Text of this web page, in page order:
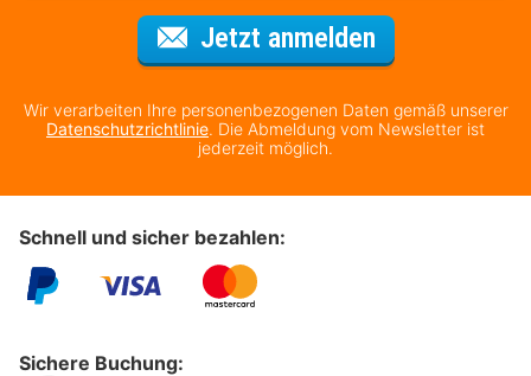
Jetzt anmeldenFür den
Wir verarbeiten Ihre personenbezogenen Daten gemäß unserer
Datenschutzrichtlinie. Die Abmeldung vom Newsletter ist
jederzeit möglich.
Schnell und sicher bezahlen:
Sichere Buchung: